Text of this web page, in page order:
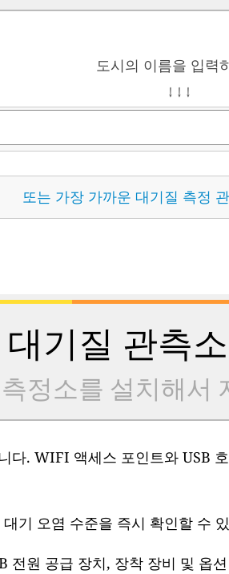
도시의 이름을 입력
↓ ↓ ↓
또는 가장 가까운 대기질 측정
기질 관측
정소를 설치해서
다. WIFI 액세스 포인트와 USB
기 오염 수준을 즉시 확인할 수
전원 공급 장치, 장착 장비 및 옵